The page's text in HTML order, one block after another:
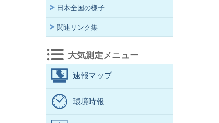
日本全国の様子
関連リンク集
大気測定メニュー
速報マップ
環境時報